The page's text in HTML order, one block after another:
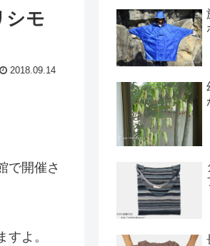
シモ
2018.09.14
で開催さ
よ。